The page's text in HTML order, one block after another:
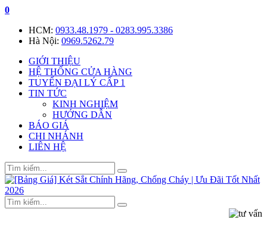
0
HCM: 0933.48.1979 - 0283.995.3386
Hà Nội: 0969.5262.79
GIỚI THIỆU
HỆ THỐNG CỬA HÀNG
TUYỂN ĐẠI LÝ CẤP 1
TIN TỨC
KINH NGHIỆM
HƯỚNG DẪN
BÁO GIÁ
CHI NHÁNH
LIÊN HỆ